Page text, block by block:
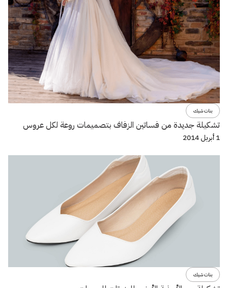
بنات شيك
تشكيلة جديدة من فساتين الزفاف بتصميمات روعة لكل عروس
1 أبريل 2014
بنات شيك